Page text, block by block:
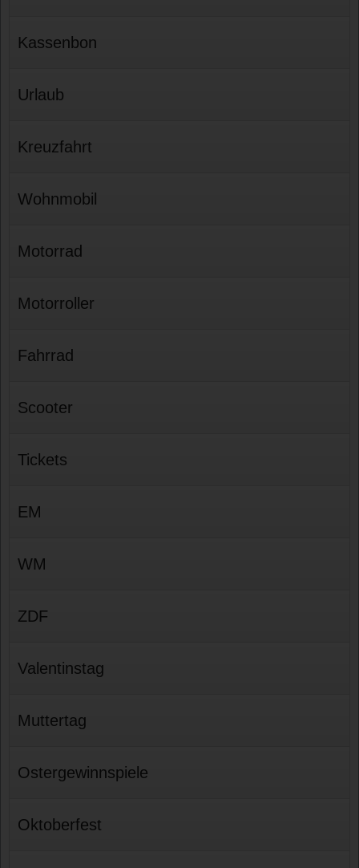
Kassenbon
Urlaub
Kreuzfahrt
Wohnmobil
Motorrad
Motorroller
Fahrrad
Scooter
Tickets
EM
WM
ZDF
Valentinstag
Muttertag
Ostergewinnspiele
Oktoberfest